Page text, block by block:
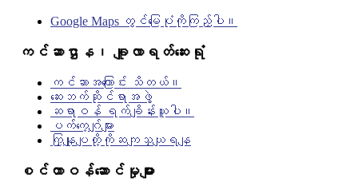
Google Maps တွင်မြေပုံကိုကြည့်ပါ။
ကင်ဆာဌာန၊ ချူလာရတ်ဆေးရုံ
ကင်ဆာအကြောင်း သိတယ်။
ဆေးဘက်ဆိုင်ရာအဖွဲ့
ဆရာဝန် ရက်ချိန်းယူပါ။
ပက်ကေ့ဂ်ျများ
ကြှနျုပျတို့ကိုဆကျသှယျရနျ
စင်တာဝန်ဆောင်မှုများ